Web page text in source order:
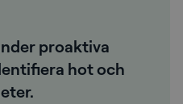
proaktiva
hot och